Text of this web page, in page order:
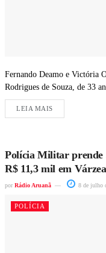
Fernando Deamo e Victória
Rodrigues de Souza, de 33
LEIA MAIS
Polícia Militar prende
R$ 11,3 mil em
por Rádio Aruanã 8 de julho
POLÍCIA